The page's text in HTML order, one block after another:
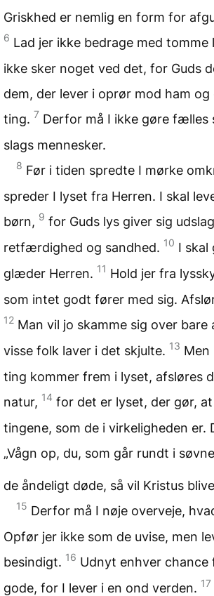
Griskhed er nemlig en form for
6 Lad jer ikke bedrage med
ikke sker noget ved det, for Guds
dem, der lever i oprør mod ham og
ting. 7 Derfor må I ikke gøre fælles
slags mennesker.
8 Før i tiden spredte I mørke
spreder I lyset fra Herren. I skal
børn, 9 for Guds lys giver sig
retfærdighed og sandhed. 10 I skal
glæder Herren. 11 Hold jer fra
som intet godt fører med sig.
12 Man vil jo skamme sig over
visse folk laver i det skjulte. 13 Men
ting kommer frem i lyset, afsløres
natur, 14 for det er lyset, der gør,
tingene, som de i virkeligheden er.
„Vågn op, du, som går rundt i
de åndeligt døde, så vil Kristus
15 Derfor må I nøje overveje,
Opfør jer ikke som de uvise, men
besindigt. 16 Udnyt enhver chance
gode, for I lever i en ond verden. 17